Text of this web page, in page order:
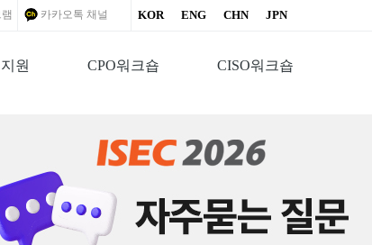
카카오톡 채널 KOR ENG CHN JPN
원 CPO워크숍 CISO워크숍
스